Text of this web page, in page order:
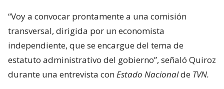
“Voy a convocar prontamente a una comisión
transversal, dirigida por un economista
independiente, que se encargue del tema de
estatuto administrativo del gobierno”, señaló Quiroz
durante una entrevista con Estado Nacionalde TVN.